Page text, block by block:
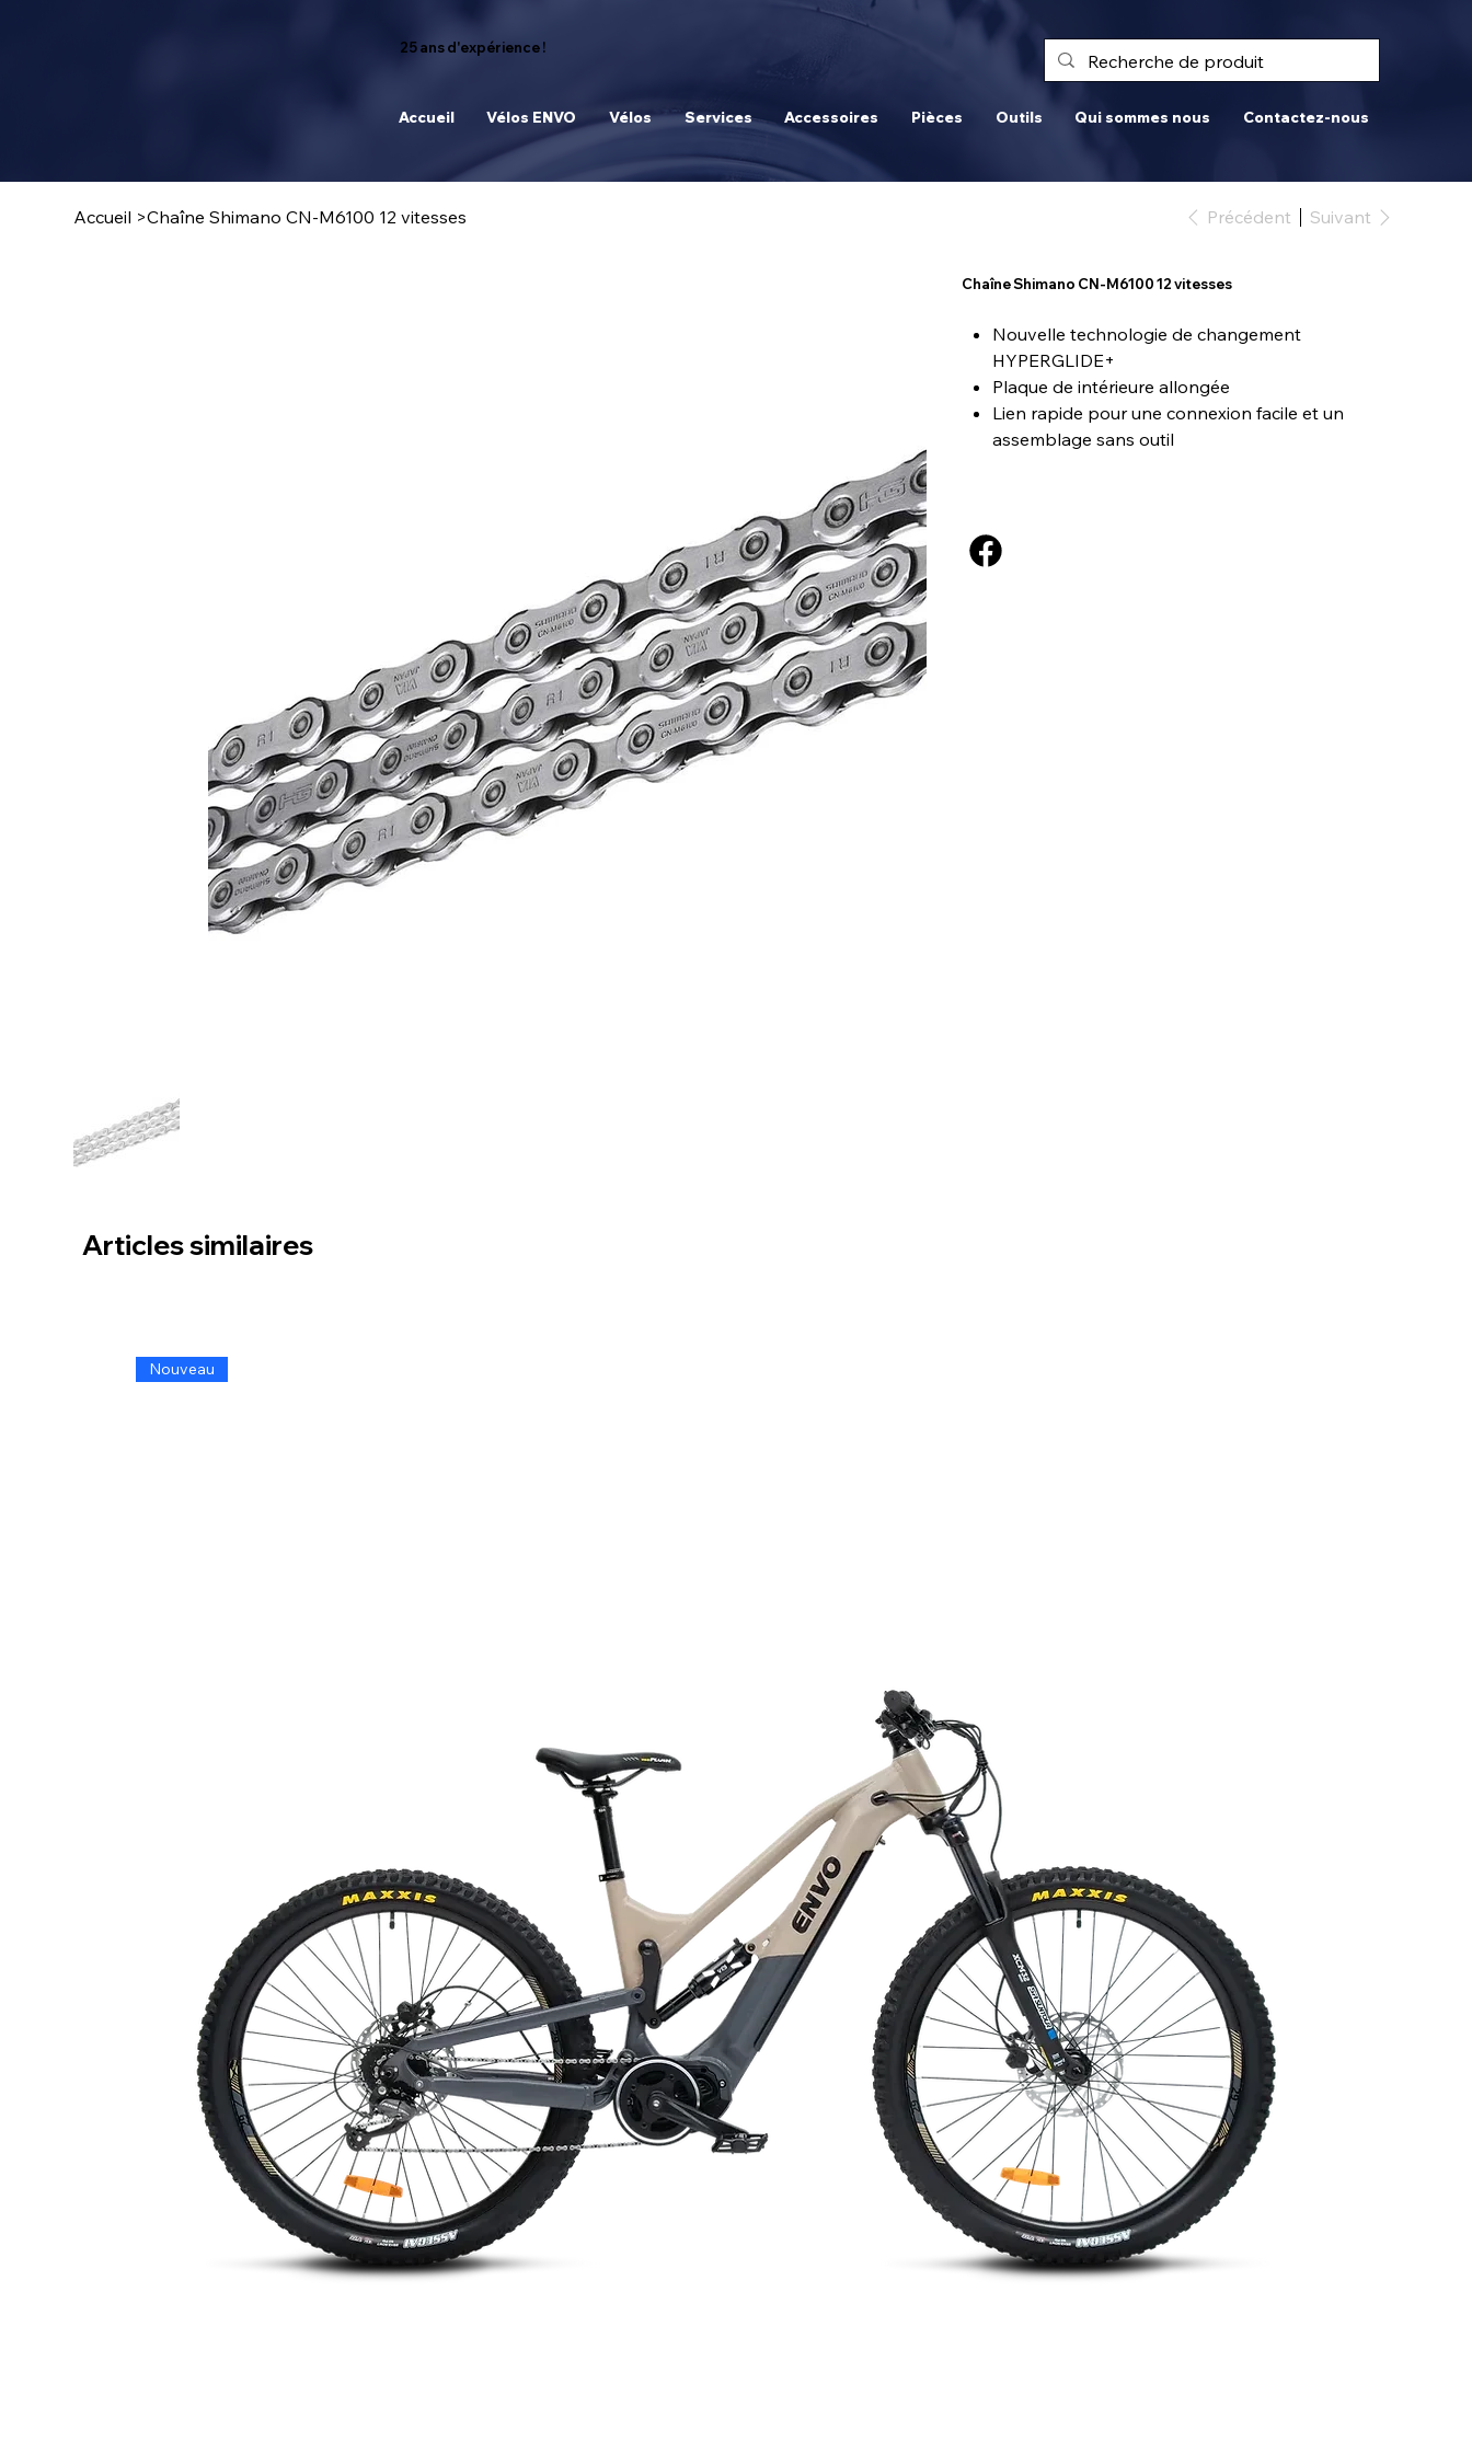
25 ans d'expérience !
Accueil Vélos ENVO Vélos Services Accessoires Pièces Outils Qui sommes nous Contactez-nous
Accueil >Chaîne Shimano CN-M6100 12 vitesses Précédent Suivant
Chaîne Shimano CN-M6100 12 vitesses
Nouvelle technologie de changement
HYPERGLIDE+
Plaque de intérieure allongée
Lien rapide pour une connexion facile et un
assemblage sans outil
Articles similaires
Nouveau